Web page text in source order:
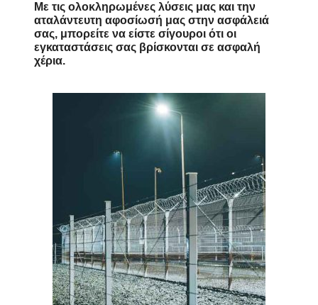
Με τις ολοκληρωμένες λύσεις μας και την
αταλάντευτη αφοσίωσή μας στην ασφάλειά
σας, μπορείτε να είστε σίγουροι ότι οι
εγκαταστάσεις σας βρίσκονται σε ασφαλή
χέρια.